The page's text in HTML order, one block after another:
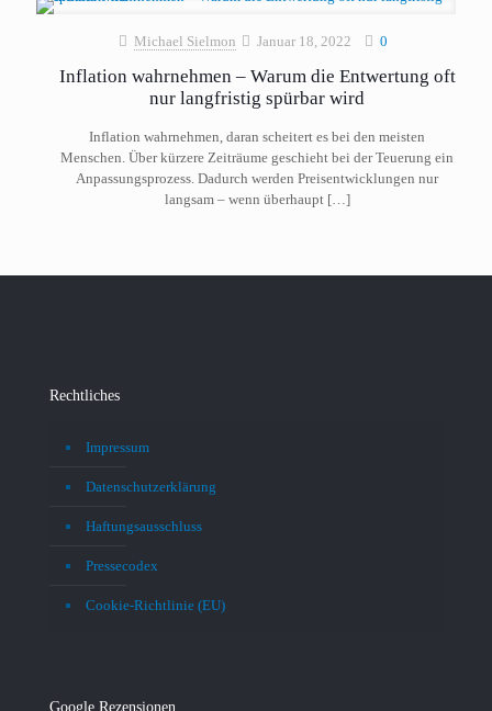
Michael Sielmon Januar 18, 2022 0
Inflation wahrnehmen – Warum die Entwertung oft
nur langfristig spürbar wird
Inflation wahrnehmen, daran scheitert es bei den meisten
Menschen. Über kürzere Zeiträume geschieht bei der Teuerung ein
Anpassungsprozess. Dadurch werden Preisentwicklungen nur
langsam – wenn überhaupt[…]
Rechtliches
Impressum
Datenschutzerklärung
Haftungsausschluss
Pressecodex
Cookie-Richtlinie (EU)
Google Rezensionen